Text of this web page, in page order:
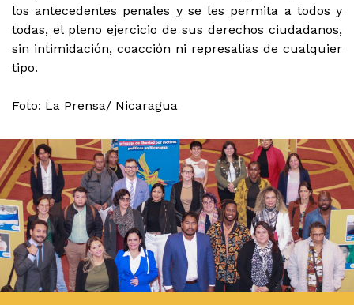
los antecedentes penales y se les permita a todos y
todas, el pleno ejercicio de sus derechos ciudadanos,
sin intimidación, coacción ni represalias de cualquier
tipo.
Foto: La Prensa/ Nicaragua